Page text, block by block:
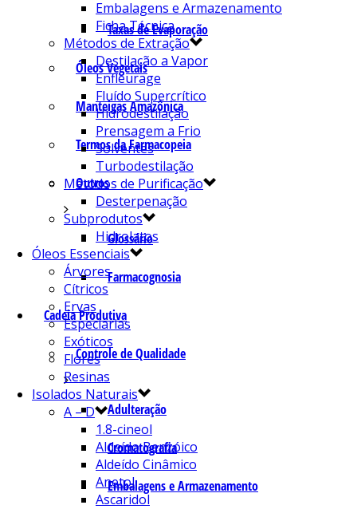
Taxas de Evaporação
Óleos Vegetais
Manteigas Amazônica
Termos da Farmacopeia
Outros
Glossário
Farmacognosia
Cadeia Produtiva
Controle de Qualidade
Adulteração
Cromatografia
Embalagens e Armazenamento
Embalagens e Armazenamento
Ficha Técnica
Métodos de Extração
Destilação a Vapor
Enfleurage
Fluído Supercrítico
Hidrodestilação
Prensagem a Frio
Solventes
Turbodestilação
Métodos de Purificação
Desterpenação
Subprodutos
Hidrolatos
Óleos Essenciais
Árvores
Cítricos
Ervas
Especiarias
Exóticos
Flores
Resinas
Isolados Naturais
A – D
1.8-cineol
Aldeído Benzóico
Aldeído Cinâmico
Anetol
Ascaridol